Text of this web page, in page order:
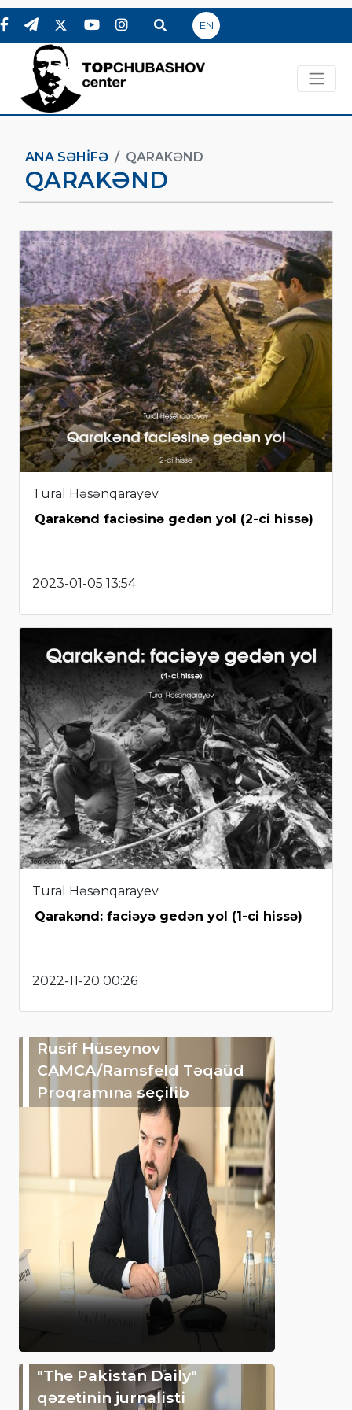
EN
ANA SƏHIFƏ QARAKƏND
QARAKƏND
Tural Həsənqarayev
Qarakənd faciəsinə gedən yol (2-ci hissə)
2023-01-05 13:54
Tural Həsənqarayev
Qarakənd: faciəyə gedən yol (1-ci hissə)
2022-11-20 00:26
Rusif Hüseynov
CAMCA/Ramsfeld Təqaüd
Proqramına seçilib
"The Pakistan Daily"
qəzetinin jurnalisti